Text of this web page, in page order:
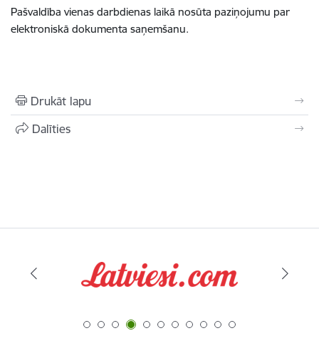
Pašvaldība vienas darbdienas laikā nosūta paziņojumu par
elektroniskā dokumenta saņemšanu.
Drukāt lapu
Dalīties